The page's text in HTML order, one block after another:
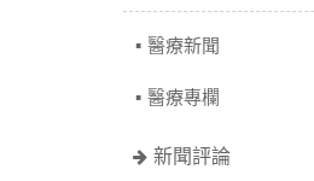
醫療新聞
醫療專欄
新聞評論